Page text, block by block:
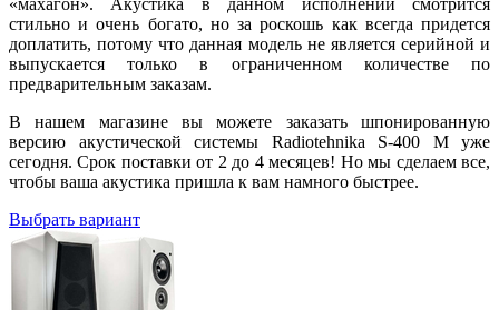
«махагон». Акустика в данном исполнении смотрится
стильно и очень богато, но за роскошь как всегда придется
доплатить, потому что данная модель не является серийной и
выпускается только в ограниченном количестве по
предварительным заказам.
В нашем магазине вы можете заказать шпонированную
версию акустической системы Radiotehnika S-400 M уже
сегодня. Срок поставки от 2 до 4 месяцев! Но мы сделаем все,
чтобы ваша акустика пришла к вам намного быстрее.
Выбрать вариант